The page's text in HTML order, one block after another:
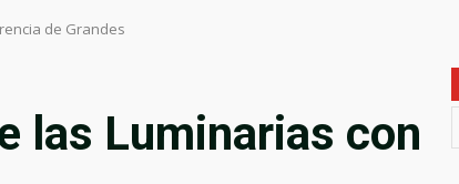
de Grandes
las Luminarias con